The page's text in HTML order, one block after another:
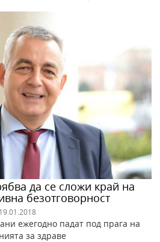
да се сложи край на
безотговорност
19.01.2018
ежегодно падат под прага на
за здраве